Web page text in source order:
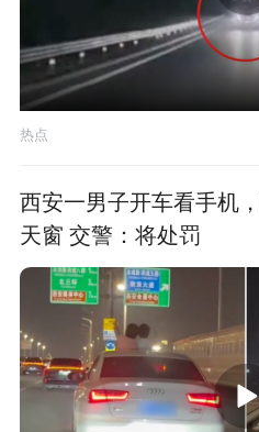
热点
西安一男子开车看手机
天窗 交警：将处罚